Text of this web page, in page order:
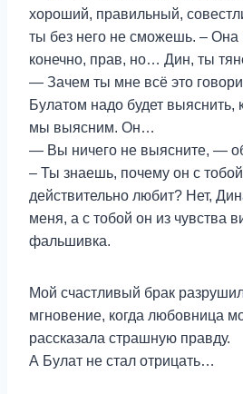
хороший, правильный,
ты без него не сможешь. – Она
конечно, прав, но… Дин, ты
— Зачем ты мне всё это
Булатом надо будет выяснить,
мы выясним. Он…
— Вы ничего не выясните, —
– Ты знаешь, почему он с
действительно любит? Нет,
меня, а с тобой он из чувства
фальшивка.
Мой счастливый брак
мгновение, когда любовница
рассказала страшную правду.
А Булат не стал отрицать…